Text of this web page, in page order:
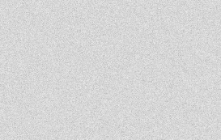
ト
気軽に相談会
よくある質問
お客様の声
木材辞典